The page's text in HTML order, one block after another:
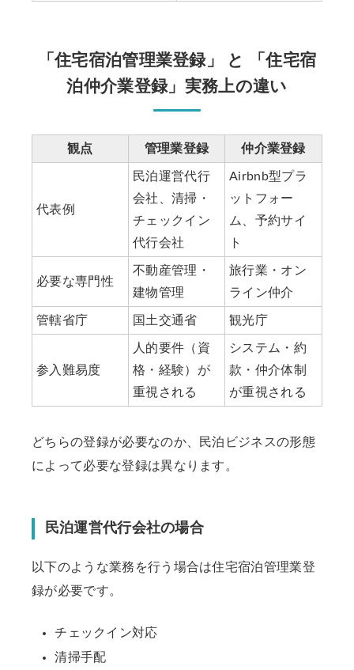
「住宅宿泊管理業登録」 と 「住宅宿
泊仲介業登録」実務上の違い
観点 管理業登録 仲介業登録
代表例
民泊運営代行
会社、清掃・
チェックイン
代行会社
Airbnb型プラ
ットフォー
ム、予約サイ
ト
必要な専門性
不動産管理・
建物管理
旅行業・オン
ライン仲介
管轄省庁 国土交通省 観光庁
参入難易度
人的要件（資
格・経験）が
重視される
システム・約
款・仲介体制
が重視される
どちらの登録が必要なのか、民泊ビジネスの形態
によって必要な登録は異なります。
民泊運営代行会社の場合
以下のような業務を行う場合は住宅宿泊管理業登
録が必要です。
チェックイン対応
清掃手配